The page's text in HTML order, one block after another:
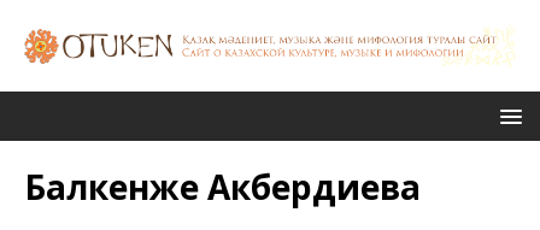
Балкенже Акбердиева